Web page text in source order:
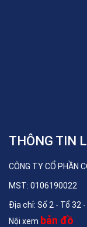
THÔNG TIN
CÔNG TY CỔ PHẦN
MST: 0106190022
Địa chỉ: Số 2 - Tổ 32
Nội xem bản đồ